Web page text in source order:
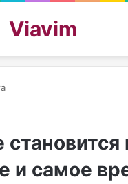
skin
Войти
Viavim
становится
и самое